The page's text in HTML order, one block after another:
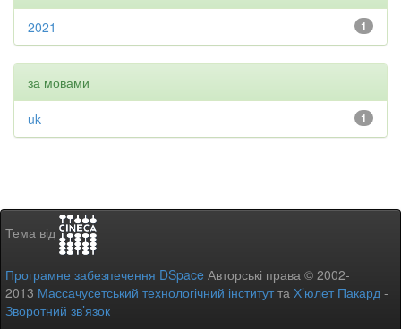
1
2021
за мовами
1
uk
Тема від
Програмне забезпечення DSpace Авторські права © 2002-
2013 Массачусетський технологічний інститутта Х’юлет Пакард -
Зворотний зв’язок